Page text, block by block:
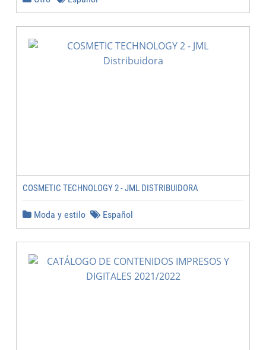
COSMETIC TECHNOLOGY 2 - JML DISTRIBUIDORA
Moda y estilo Español